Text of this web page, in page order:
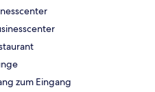
zum Eingang